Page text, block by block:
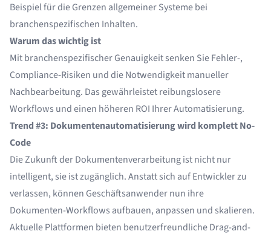
Beispiel für die Grenzen allgemeiner Systeme bei
branchenspezifischen Inhalten.
Warum das wichtig ist
Mit branchenspezifischer Genauigkeit senken Sie Fehler-,
Compliance‑Risiken und die Notwendigkeit manueller
Nachbearbeitung. Das gewährleistet reibungslosere
Workflows und einen höheren ROI Ihrer Automatisierung.
Trend #3: Dokumentenautomatisierung wird komplett No-
Code
Die Zukunft der Dokumentenverarbeitung ist nicht nur
intelligent, sie ist zugänglich. Anstatt sich auf Entwickler zu
verlassen, können Geschäftsanwender nun ihre
Dokumenten-Workflows aufbauen, anpassen und skalieren.
Aktuelle Plattformen bieten benutzerfreundliche Drag-and-